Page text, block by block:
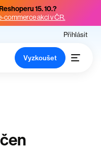
15. 10.?
commerce akci v ČR.
Přihlásit
Vyzkoušet